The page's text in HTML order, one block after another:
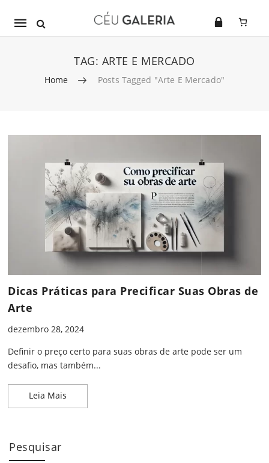
Mobile
TAG: ARTE E MERCADO
Home Posts Tagged "arte E Mercado"
Dicas Práticas para Precificar Suas Obras de
Arte
dezembro 28, 2024
Definir o preço certo para suas obras de arte pode ser um
desafio, mas também...
Leia Mais
Pesquisar